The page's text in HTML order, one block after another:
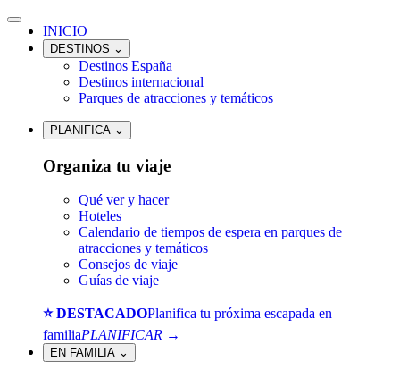
INICIO
DESTINOS ⌄
Destinos España
Destinos internacional
Parques de atracciones y temáticos
PLANIFICA ⌄
Organiza tu viaje
Qué ver y hacer
Hoteles
Calendario de tiempos de espera en parques de
atracciones y temáticos
Consejos de viaje
Guías de viaje
⭐ DESTACADOPlanifica tu próxima escapada en
familiaPLANIFICAR →
EN FAMILIA ⌄